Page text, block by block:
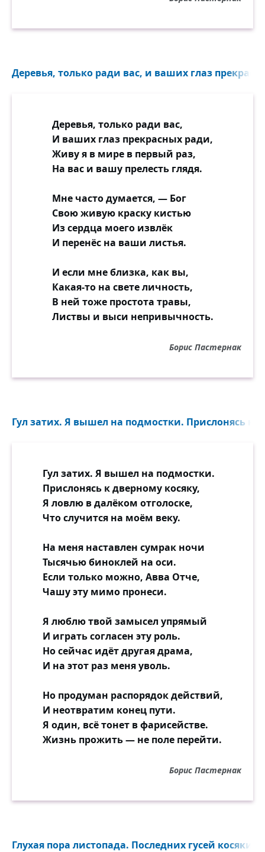
Берёза со звездой в причёске
Полна зима на даче крайней,
Деревья, только ради вас, и ваших глаз
Деревья, только ради вас,
И ваших глаз прекрасных ради,
Живу я в мире в первый раз,
На вас и вашу прелесть глядя.
Мне часто думается, — Бог
Свою живую краску кистью
Из сердца моего извлёк
И перенёс на ваши листья.
И если мне близка, как вы,
Какая-то на свете личность,
В ней тоже простота травы,
Листвы и выси непривычность.
Борис Пастернак
Гул затих. Я вышел на подмостки. Прислонясь к
Гул затих. Я вышел на подмостки.
Прислонясь к дверному косяку,
Я ловлю в далёком отголоске,
Что случится на моём веку.
На меня наставлен сумрак ночи
Тысячью биноклей на оси.
Если только можно, Авва Отче,
Чашу эту мимо пронеси.
Я люблю твой замысел упрямый
И играть согласен эту роль.
Но сейчас идёт другая драма,
И на этот раз меня уволь.
Но продуман распорядок действий,
И неотвратим конец пути.
Я один, всё тонет в фарисействе.
Жизнь прожить — не поле перейти.
Борис Пастернак
Глухая пора листопада. Последних гусей косяки...